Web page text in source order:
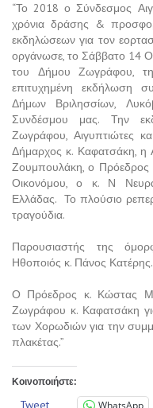
“Το 2018 ο Σύνδεσμος
χρόνια δράσης &
εκδηλώσεων για τον
οργάνωσε, το Σάββατο 14
του Δήμου Ζωγράφου,
επιτυχημένη εκδήλωση
Δήμων Βριλησσίων,
Συνδέσμου μας. Την
Ζωγράφου, Αιγυπτιώτες
Δήμαρχος κ. Καφατσάκη, η
Ζουμπουλάκη, ο
Οικονόμου, ο κ. Ν
Ελλάδας. Το πλούσιο
τραγούδια.
Παρουσιαστής της
Ηθοποιός κ. Πάνος Κατέρης.
Ο Πρόεδρος κ. Κώστας
Ζωγράφου κ. Καφατσάκη
των Χορωδιών για την
πλακέτας.”
Κοινοποιήστε:
WhatsApp